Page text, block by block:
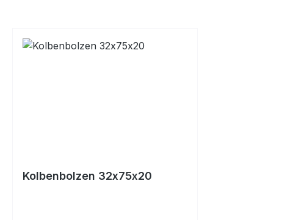
Kolbenbolzen 32x75x20